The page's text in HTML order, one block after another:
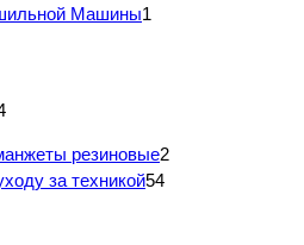
Машины1
резиновые2
за техникой54